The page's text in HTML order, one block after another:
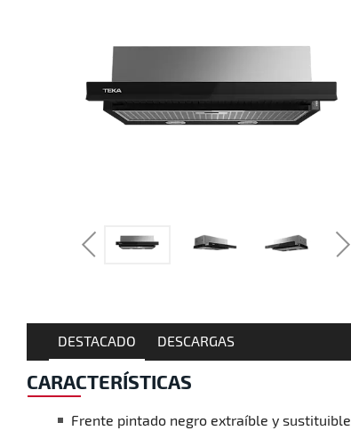
DESTACADO DESCARGAS
CARACTERÍSTICAS
Frente pintado negro extraíble y sustituible